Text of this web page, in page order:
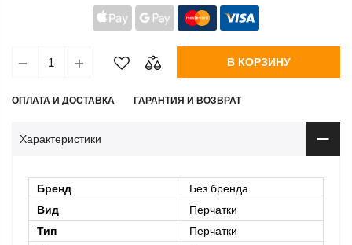
В КОРЗИНУ
ОПЛАТА И ДОСТАВКА ГАРАНТИЯ И ВОЗВРАТ
Характеристики
Бренд
Без бренда
Вид
Перчатки
Тип
Перчатки